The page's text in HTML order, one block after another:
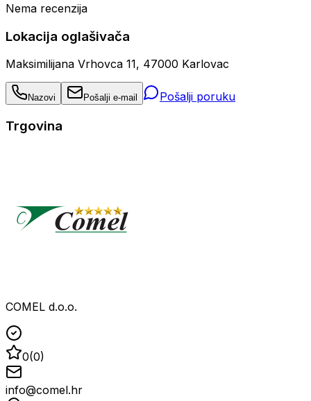
Nema recenzija
Lokacija oglašivača
Maksimilijana Vrhovca 11, 47000 Karlovac
Nazovi Pošalji e-mail Pošalji poruku
Trgovina
COMEL d.o.o.
0(0)
info@comel.hr